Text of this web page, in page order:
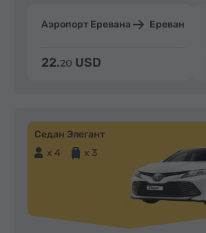
Аэропорт Еревана Ереван
22.20 USD
Седан Элегант
x 4
x 3